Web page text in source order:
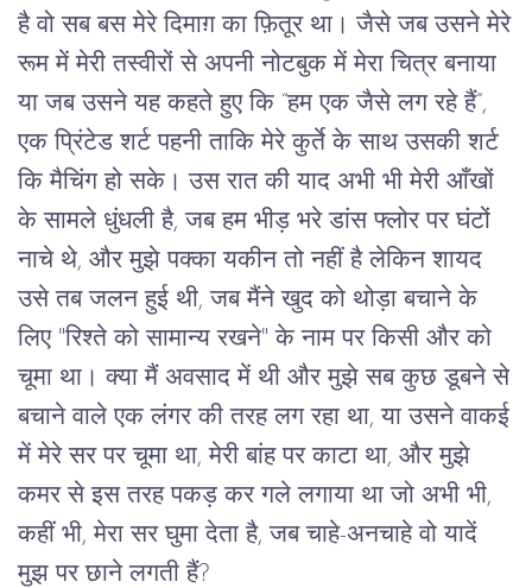
है वो सब बस मेरे दिमाग़ का फ़ितूर था। जैसे जब उसने मेरे
रूम में मेरी तस्वीरों से अपनी नोटबुक में मेरा चित्र बनाया
या जब उसने यह कहते हुए कि “हम एक जैसे लग रहे हैं”,
एक प्रिंटेड शर्ट पहनी ताकि मेरे कुर्ते के साथ उसकी शर्ट
कि मैचिंग हो सके। उस रात की याद अभी भी मेरी आँखों
के सामले धुंधली है, जब हम भीड़ भरे डांस फ्लोर पर घंटों
नाचे थे, और मुझे पक्का यकीन तो नहीं है लेकिन शायद
उसे तब जलन हुई थी, जब मैंने खुद को थोड़ा बचाने के
लिए "रिश्ते को सामान्य रखने" के नाम पर किसी और को
चूमा था। क्या मैं अवसाद में थी और मुझे सब कुछ डूबने से
बचाने वाले एक लंगर की तरह लग रहा था, या उसने वाकई
में मेरे सर पर चूमा था, मेरी बांह पर काटा था, और मुझे
कमर से इस तरह पकड़ कर गले लगाया था जो अभी भी,
कहीं भी, मेरा सर घुमा देता है, जब चाहे-अनचाहे वो यादें
मुझ पर छाने लगती हैं?